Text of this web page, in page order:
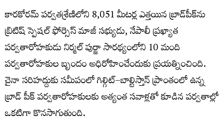
కారకోరమ్‌ పర్వతశ్రేణిలోని 8,051 మీటర్ల ఎత్తయిన బ్రాడ్‌పీక్‌ను
బ్రిటిష్‌ స్పెషల్‌ ఫోర్సెస్‌ మాజీ సభ్యుడు, నేపాలీ ప్రఖ్యాత
పర్వతారోహకుడు నిర్మల్‌ పుర్జా సారథ్యంలోని 10 మంది
పర్వతారోహకుల బృందం అధిరోహించేందుకు ప్రయత్నించింది.
చైనా సరిహద్దుకు సమీపంలో గిల్గిట్‌–బాల్టిస్తాన్‌ ప్రాంతంలో ఉన్న
బ్రాడ్‌ పీక్‌ పర్వతారోహకులకు అత్యంత సవాళ్లతో కూడిన పర్వతాల్లో
ఒకటిగా కొనసాగుతుంది.